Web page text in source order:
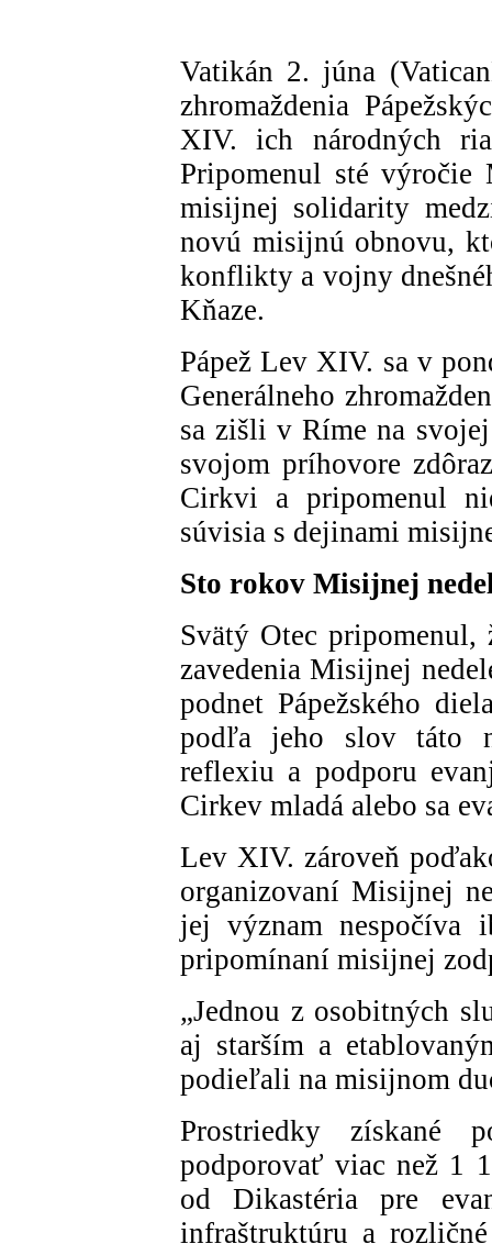
Vatikán 2. júna
zhromaždenia
XIV. ich národných
Pripomenul sté
misijnej solidarity
novú misijnú obnovu,
konflikty a vojny
Kňaze.
Pápež Lev XIV. sa v
Generálneho
sa zišli v Ríme na
svojom príhovore
Cirkvi a pripomenul
súvisia s dejinami
Sto rokov Misijnej
Svätý Otec
zavedenia Misijnej
podnet Pápežského
podľa jeho slov táto
reflexiu a podporu
Cirkev mladá alebo sa
Lev XIV. zároveň
organizovaní Misijnej
jej význam nespočíva
pripomínaní misijnej
„Jednou z osobitných
aj starším a
podieľali na misijnom
Prostriedky získané
podporovať viac než 1
od Dikastéria pre
infraštruktúru a